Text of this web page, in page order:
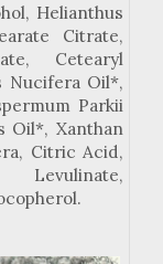
Helianthus
Citrate,
Cetearyl
Nucifera Oil*,
Parkii
Oil*, Xanthan
Citric Acid,
Levulinate,